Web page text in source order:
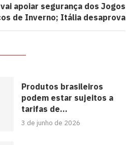
vai apoiar segurança dos Jogos
de Inverno; Itália desaprova
Produtos brasileiros
podem estar sujeitos a
tarifas de...
3 de junho de 2026